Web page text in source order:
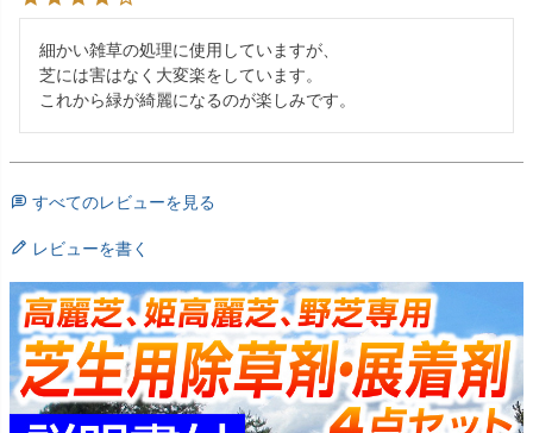
細かい雑草の処理に使用していますが、
芝には害はなく大変楽をしています。
すべてのレビューを見る
レビューを書く